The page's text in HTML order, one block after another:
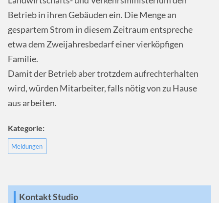
Betrieb in ihren Gebäuden ein. Die Menge an
gespartem Strom in diesem Zeitraum entspreche
etwa dem Zweijahresbedarf einer vierköpfigen
Familie.
Damit der Betrieb aber trotzdem aufrechterhalten
wird, würden Mitarbeiter, falls nötig von zu Hause
aus arbeiten.
Kategorie:
Meldungen
Kontakt Studio